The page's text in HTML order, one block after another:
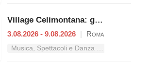
Village Celimontana: gli appuntamenti dal 3 al 9 agosto
3.08.2026 - 9.08.2026 | Roma